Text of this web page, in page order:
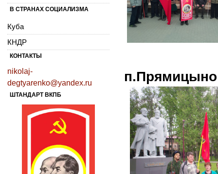
п.Прямицыно
В СТРАНАХ СОЦИАЛИЗМА
Куба
КНДР
КОНТАКТЫ
nikolaj-
degtyarenko@yandex.ru
ШТАНДАРТ ВКПБ